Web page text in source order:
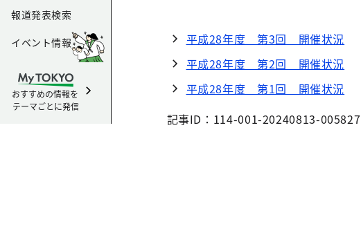
報道発表検索
イベント情報
おすすめの情報を
テーマごとに発信
平成28年度 第3回 開催状況
平成28年度 第2回 開催状況
平成28年度 第1回 開催状況
記事ID：114-001-20240813-005827